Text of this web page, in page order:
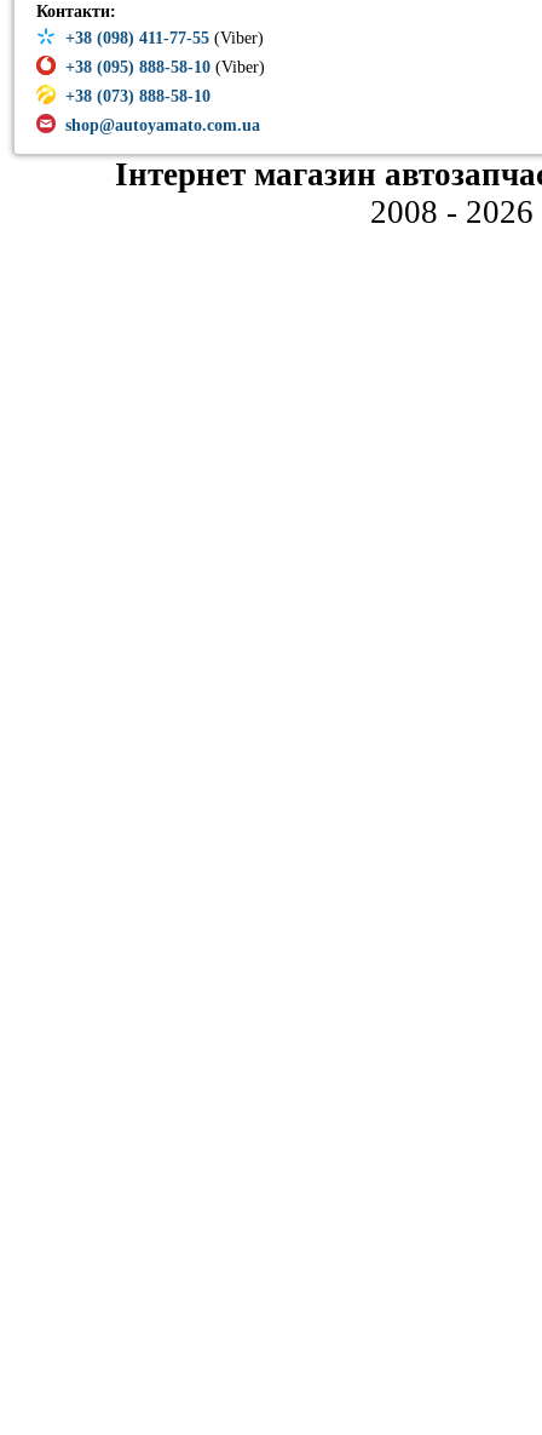
Контакти:
+38 (098) 411-77-55 (Viber)
+38 (095) 888-58-10 (Viber)
+38 (073) 888-58-10
shop@autoyamato.com.ua
Інтернет магазин
2008 - 2026